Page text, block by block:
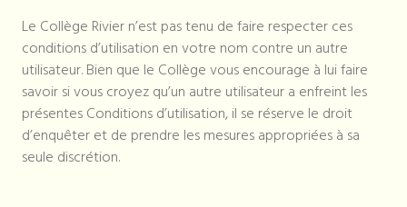
Le Collège Rivier n’est pas tenu de faire respecter ces
conditions d’utilisation en votre nom contre un autre
utilisateur. Bien que le Collège vous encourage à lui faire
savoir si vous croyez qu’un autre utilisateur a enfreint les
présentes Conditions d’utilisation, il se réserve le droit
d’enquêter et de prendre les mesures appropriées à sa
seule discrétion.